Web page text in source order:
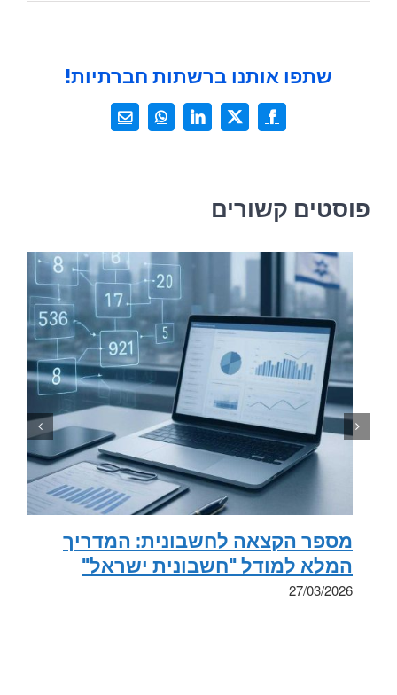
שתפו אותנו ברשתות חברתיות!
Facebook
X
LinkedIn
WhatsApp
כתובת
פוסטים קשורים
מספר הקצאה לחשבונית: המדריך
המלא למודל "חשבונית ישראל"
27/03/2026